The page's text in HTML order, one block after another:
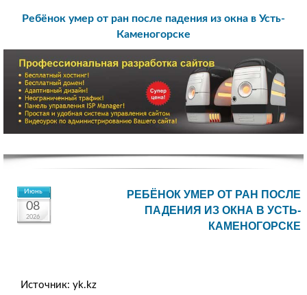
Ребёнок умер от ран после падения из окна в Усть-
Каменогорске
Июнь
08
2026
РЕБЁНОК УМЕР ОТ РАН ПОСЛЕ
ПАДЕНИЯ ИЗ ОКНА В УСТЬ-
КАМЕНОГОРСКЕ
Источник: yk.kz